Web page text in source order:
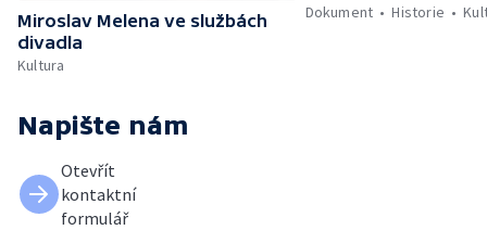
Miroslav Melena ve službách
divadla
Kultura
Dokument
Historie
Napište nám
Otevřít
kontaktní
formulář